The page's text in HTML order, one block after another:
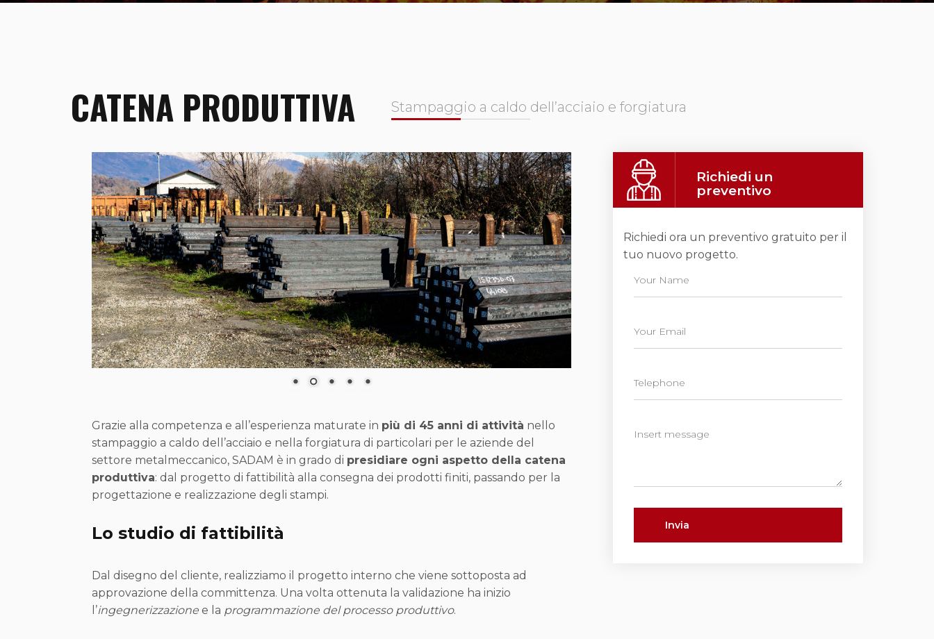
CATENA PRODUTTIVA Stampaggio a caldo dell’acciaio e forgiatura
Grazie alla competenza e all’esperienza maturate in più di 45 anni di attività nello
stampaggio a caldo dell’acciaio e nella forgiatura di particolari per le aziende del
settore metalmeccanico, SADAM è in grado di presidiare ogni aspetto della catena
produttiva: dal progetto di fattibilità alla consegna dei prodotti finiti, passando per la
progettazione e realizzazione degli stampi.
Lo studio di fattibilità
Dal disegno del cliente, realizziamo il progetto interno che viene sottoposta ad
approvazione della committenza. Una volta ottenuta la validazione ha inizio
l’ingegnerizzazione e la programmazione del processo produttivo.
Richiedi un
preventivo
Richiedi ora un preventivo gratuito per il
tuo nuovo progetto.
Invia